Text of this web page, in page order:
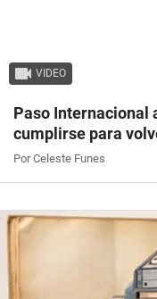
VIDEO
Paso Internacional
cumplirse para
Por Celeste Funes